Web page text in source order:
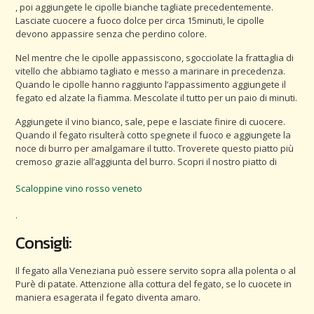
, poi aggiungete le cipolle bianche tagliate precedentemente.
Lasciate cuocere a fuoco dolce per circa 15minuti, le cipolle
devono appassire senza che perdino colore.
Nel mentre che le cipolle appassiscono, sgocciolate la frattaglia di
vitello che abbiamo tagliato e messo a marinare in precedenza.
Quando le cipolle hanno raggiunto l’appassimento aggiungete il
fegato ed alzate la fiamma. Mescolate il tutto per un paio di minuti.
Aggiungete il vino bianco, sale, pepe e lasciate finire di cuocere.
Quando il fegato risulterà cotto spegnete il fuoco e aggiungete la
noce di burro per amalgamare il tutto. Troverete questo piatto più
cremoso grazie all’aggiunta del burro. Scopri il nostro piatto di
Scaloppine vino rosso veneto
.
Consigli:
Il fegato alla Veneziana può essere servito sopra alla polenta o al
Purè di patate. Attenzione alla cottura del fegato, se lo cuocete in
maniera esagerata il fegato diventa amaro.